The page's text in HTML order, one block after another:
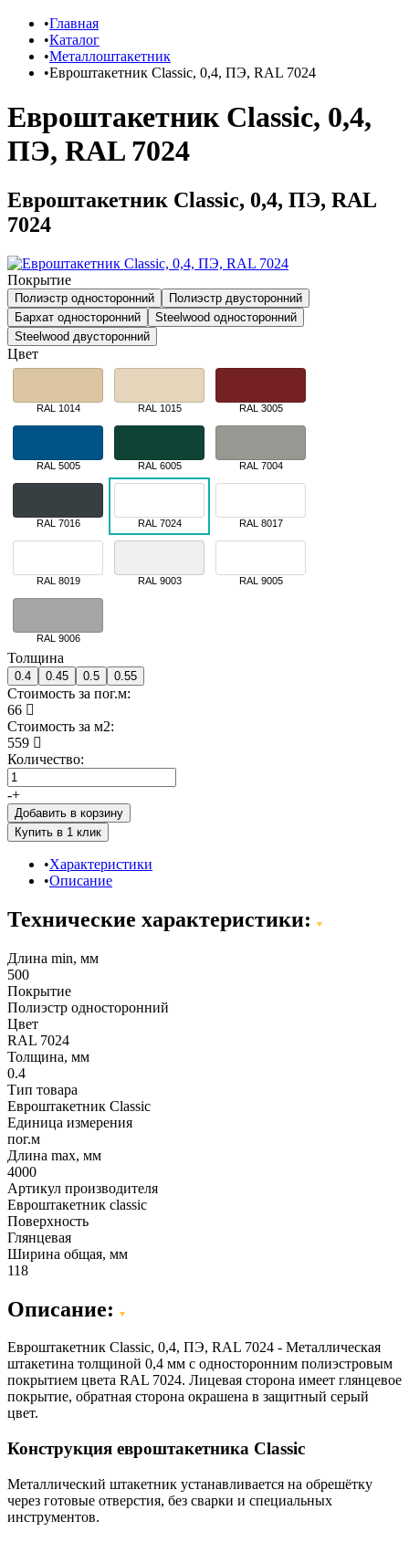
Главная
Каталог
Металлоштакетник
Евроштакетник Classic, 0,4, ПЭ, RAL 7024
Евроштакетник Classic, 0,4,
ПЭ, RAL 7024
Евроштакетник Classic, 0,4, ПЭ, RAL
7024
Покрытие
Полиэстр односторонний
Полиэстр двусторонний
Бархат односторонний
Steelwood односторонний
Steelwood двусторонний
Цвет
RAL 1014 RAL 1015 RAL 3005
RAL 5005 RAL 6005 RAL 7004
RAL 7016 RAL 7024 RAL 8017
RAL 8019 RAL 9003 RAL 9005
RAL 9006
Толщина
0.4 0.45 0.5 0.55
Стоимость за пог.м:
66
Стоимость за м2:
559
Количество:
-+
Добавить в корзину
Характеристики
Описание
Технические характеристики:
Длина min, мм
500
Покрытие
Полиэстр односторонний
Цвет
RAL 7024
Толщина, мм
0.4
Тип товара
Евроштакетник Classic
Единица измерения
пог.м
Длина max, мм
4000
Артикул производителя
Евроштакетник classic
Поверхность
Глянцевая
Ширина общая, мм
118
Описание:
Евроштакетник Classic, 0,4, ПЭ, RAL 7024 - Металлическая
штакетина толщиной 0,4 мм с односторонним полиэстровым
покрытием цвета RAL 7024. Лицевая сторона имеет глянцевое
покрытие, обратная сторона окрашена в защитный серый
цвет.
Конструкция евроштакетника Classic
Металлический штакетник устанавливается на обрешётку
через готовые отверстия, без сварки и специальных
инструментов.